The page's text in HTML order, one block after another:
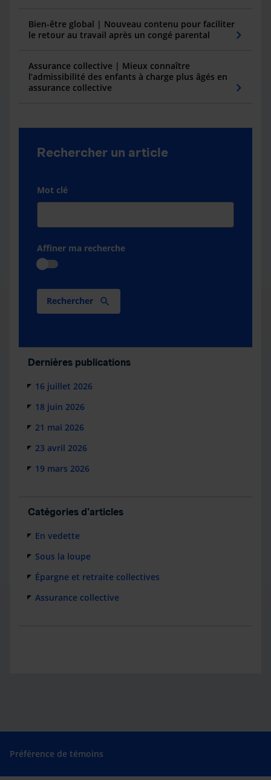
Bien-être global | Nouveau contenu pour faciliter
le retour au travail après un congé parental
Assurance collective | Mieux connaître
l’admissibilité des enfants à charge plus âgés en
assurance collective
Rechercher un article
Mot clé
Affiner ma recherche
Rechercher
Dernières publications
16 juillet 2026
18 juin 2026
21 mai 2026
23 avril 2026
19 mars 2026
Catégories d'articles
En vedette
Sous la loupe
Épargne et retraite collectives
Assurance collective
Préférence de témoins